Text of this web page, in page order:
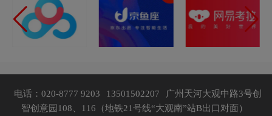
电话：020-8777 9203 13501502207
广州天河大观中路3号创
智创意园108、116（地铁21号线“大观南”站B出口对面）